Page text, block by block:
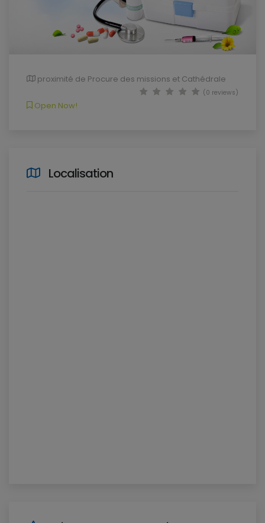
proximité de Procure des missions et Cathédrale
(0 reviews)
Open Now!
Localisation